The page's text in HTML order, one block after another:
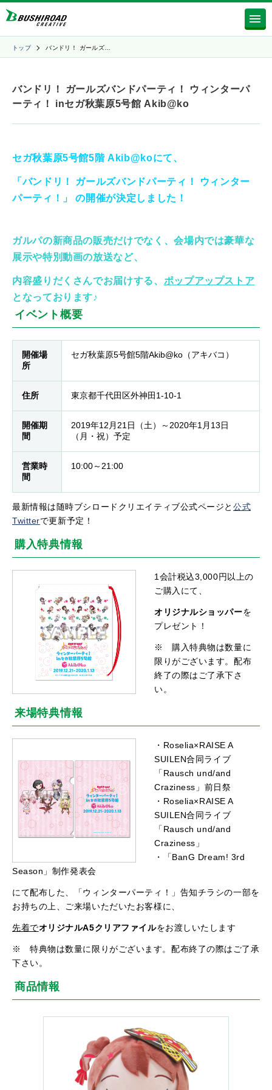
トップ バンドリ！ ガールズ…
バンドリ！ ガールズバンドパーティ！ ウィンターパ
ーティ！ inセガ秋葉原5号館 Akib@ko
セガ秋葉原5号館5階 Akib@koにて、
「バンドリ！ ガールズバンドパーティ！ ウィンター
パーティ！」 の開催が決定しました！
ガルパの新商品の販売だけでなく、会場内では豪華な
展示や特別動画の放送など、
内容盛りだくさんでお届けする、 ポップアップストア
となっております♪
イベント概要
開催場
所
セガ秋葉原5号館5階Akib@ko（アキバコ）
住所 東京都千代田区外神田1-10-1
開催期
間
2019年12月21日（土）～2020年1月13日
（月・祝）予定
営業時
間
10:00～21:00
最新情報は随時ブシロードクリエイティブ公式ページと 公式
Twitterで更新予定！
購入特典情報
1会計税込3,000円以上の
ご購入にて、
オリジナルショッパーを
プレゼント！
※ 購入特典物は数量に
限りがございます。配布
終了の際はご了承下さ
い。
来場特典情報
・Roselia×RAISE A
SUILEN合同ライブ
「Rausch und/and
Craziness」前日祭
・Roselia×RAISE A
SUILEN合同ライブ
「Rausch und/and
Craziness」
・「BanG Dream! 3rd
Season」制作発表会
にて配布した、「ウィンターパーティ！」告知チラシの一部を
お持ちの上、ご来場いただいたお客様に、
先着でオリジナルA5クリアファイルをお渡しいたします
※ 特典物は数量に限りがございます。配布終了の際はご了承
下さい。
商品情報